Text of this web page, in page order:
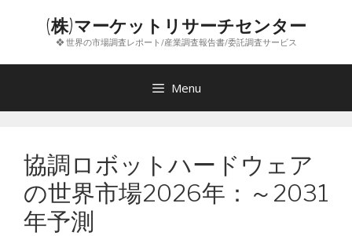
ン
(株)マーケットリサーチセンター
❖ 世界の市場調査レポート/産業調査報告書/委託調査サービス
Menu
協調ロボットハードウェア
の世界市場2026年：～2031
年予測